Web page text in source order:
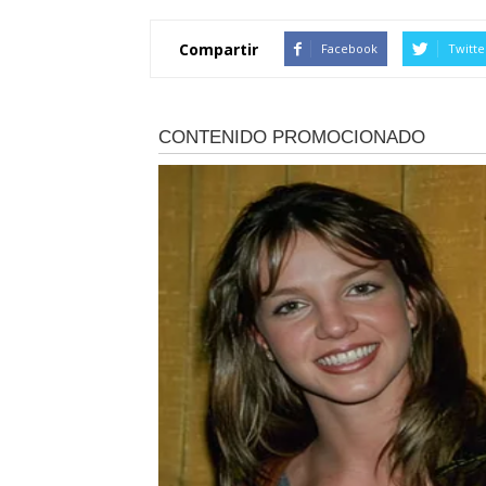
Compartir Facebook